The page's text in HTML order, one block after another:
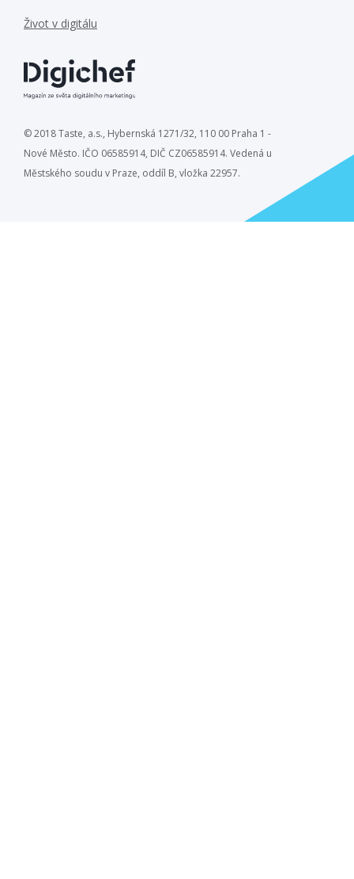
Život v digitálu
© 2018 Taste, a.s., Hybernská 1271/32, 110 00 Praha 1 -
Nové Město. IČO 06585914, DIČ CZ06585914. Vedená u
Městského soudu v Praze, oddíl B, vložka 22957.